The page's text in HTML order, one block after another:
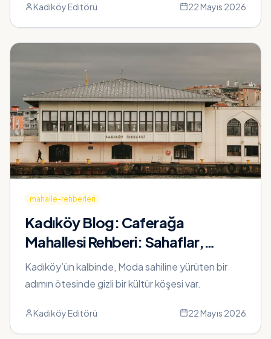
Kadıköy Editörü 22 Mayıs 2026
mahalle-rehberleri
Kadıköy Blog: Caferağa
Mahallesi Rehberi: Sahaflar,
Kafeler ve Gece Hayatı
Kadıköy’ün kalbinde, Moda sahiline yürüten bir
adımın ötesinde gizli bir kültür köşesi var.
Kadıköy Editörü 22 Mayıs 2026